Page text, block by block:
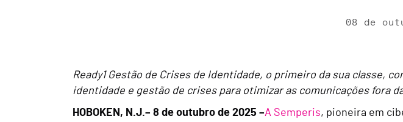
08 de
Ready1 Gestão de Crises de Identidade, o primeiro da sua classe,
identidade e gestão de crises para otimizar as comunicações fora
HOBOKEN, N.J.– 8 de outubro de 2025 –A Semperis, pioneira em